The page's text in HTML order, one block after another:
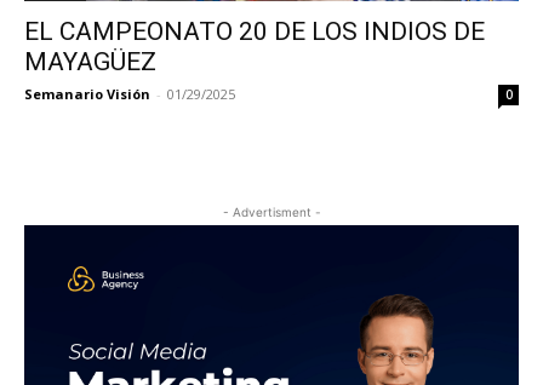
EL CAMPEONATO 20 DE LOS INDIOS DE
MAYAGÜEZ
Semanario Visión - 01/29/2025 0
- Advertisment -